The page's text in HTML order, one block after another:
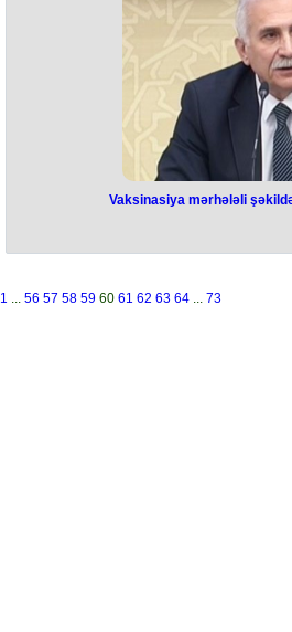
Vaksinasiya mərhələli
1 ... 56 57 58 59 60 61 62 63 64 ... 73